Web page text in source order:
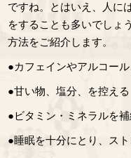
ですね。とはいえ、人に
をすることも多いでしょ
方法をご紹介します。
●カフェインやアルコー
●甘い物、塩分、を控える
●ビタミン・ミネラルを補
●睡眠を十分にとり、ス